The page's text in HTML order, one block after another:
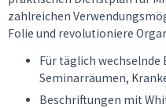
zahlreichen
Folie und revolutioniere
Für täglich
Seminarräumen,
Beschriftungen mit